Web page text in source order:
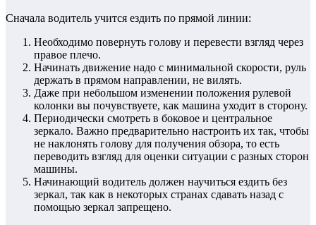
Сначала водитель учится ездить по прямой линии:
Необходимо повернуть голову и перевести взгляд через
правое плечо.
Начинать движение надо с минимальной скорости, руль
держать в прямом направлении, не вилять.
Даже при небольшом изменении положения рулевой
колонки вы почувствуете, как машина уходит в сторону.
Периодически смотреть в боковое и центральное
зеркало. Важно предварительно настроить их так, чтобы
не наклонять голову для получения обзора, то есть
переводить взгляд для оценки ситуации с разных сторон
машины.
Начинающий водитель должен научиться ездить без
зеркал, так как в некоторых странах сдавать назад с
помощью зеркал запрещено.